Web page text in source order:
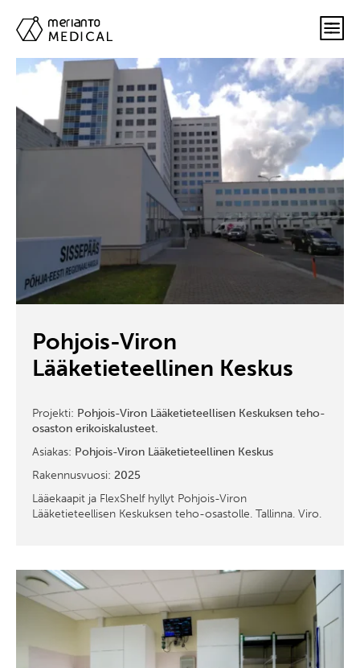
Pohjois-Viron
Lääketieteellinen Keskus
Projekti: Pohjois-Viron Lääketieteellisen Keskuksen teho-
osaston erikoiskalusteet.
Asiakas: Pohjois-Viron Lääketieteellinen Keskus
Rakennusvuosi: 2025
Lääekaapit ja FlexShelf hyllyt Pohjois-Viron
Lääketieteellisen Keskuksen teho-osastolle. Tallinna. Viro.